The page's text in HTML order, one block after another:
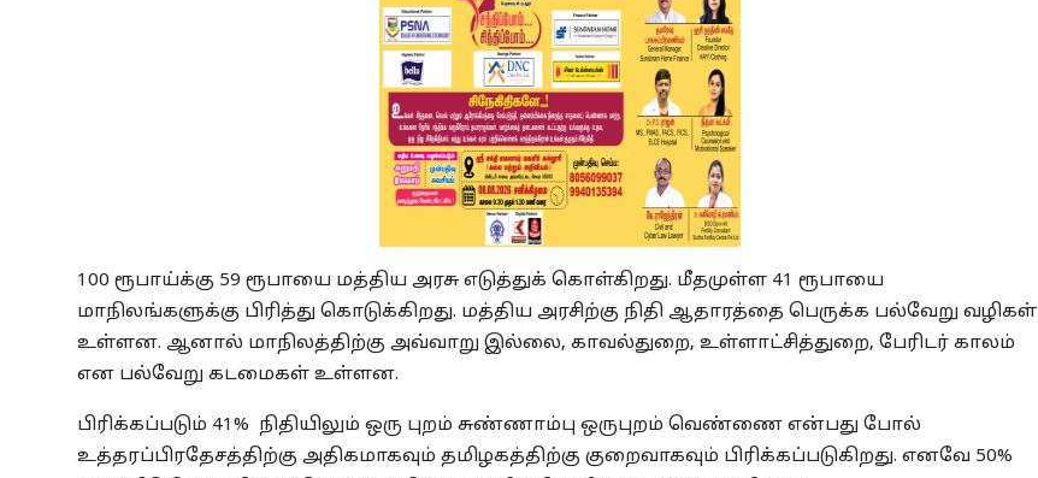
100 ரூபாய்க்கு 59 ரூபாயை மத்திய அரசு எடுத்துக் கொள்கிறது. மீதமுள்ள 41 ரூபாயை
மாநிலங்களுக்கு பிரித்து கொடுக்கிறது. மத்திய அரசிற்கு நிதி ஆதாரத்தை பெருக்க பல்வேறு வழிகள்
உள்ளன. ஆனால் மாநிலத்திற்கு அவ்வாறு இல்லை, காவல்துறை, உள்ளாட்சித்துறை, பேரிடர் காலம்
என பல்வேறு கடமைகள் உள்ளன.
பிரிக்கப்படும் 41% நிதியிலும் ஒரு புறம் சுண்ணாம்பு ஒருபுறம் வெண்ணை என்பது போல்
உத்தரப்பிரதேசத்திற்கு அதிகமாகவும் தமிழகத்திற்கு குறைவாகவும் பிரிக்கப்படுகிறது. எனவே 50%